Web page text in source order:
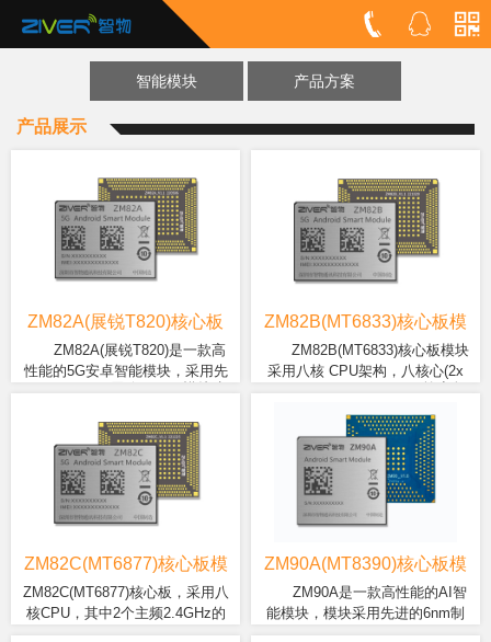
智能模块 产品方案
产品展示
ZM82A(展锐T820)核心板
模块
ZM82A(展锐T820)是一款高
性能的5G安卓智能模块，采用先
可达2.7Ghz，以及算力达8 TOPS
NPU计算单元。板载最高可达
8GB Ram +256GB ROM的内存
单元，支持 4K H.265/ H.264 视
频编解码，搭载Android 13以上操
兼容4G/3G网络。同时还支持
2.4G&5G双频Wi-Fi、蓝牙
5.0、多星GNSS(GPS/北
斗/GLONASS/Galileo)定位、
电源管理、充放电、音视频编
包含 LCM、Touch、多路摄像
头、麦克风、听筒、扬声器、
DisplayPort、PCIe、UART、
USB、I2C、Keypad、GPIOs
ZM82B(MT6833)核心板模
块
ZM82B(MT6833)核心板模块
采用八核 CPU架构，八核心(2x
Cortex-A55 @ 2.0GHz)，这将为
您提供更高的效能，带来更畅快
的使用体验。高性能 LPDDR4X
内存频率高达 2133MHz，及更快
数据传输的 UFS 2.2，搭载了
MediaTek APU，可提供高效的人
别、语音识别和智能场景优化等
于 8nm 制程提高 28%，依托
高效能，低功耗延长电池续航
能力及寿命。
ZM82C(MT6877)核心板模
块
ZM82C(MT6877)核心板，采用八
核CPU，其中2个主频2.4GHz的
ZM90A(MT8390)核心板模
块
ZM90A是一款高性能的AI智
能模块，模块采用先进的6nm制